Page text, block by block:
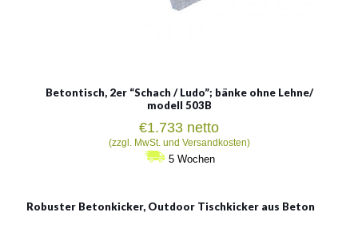
Betontisch, 2er “Schach / Ludo”; bänke ohne Lehne/
modell 503B
€1.733 netto
(zzgl. MwSt. und Versandkosten)
5 Wochen
Robuster Betonkicker, Outdoor Tischkicker aus Beton